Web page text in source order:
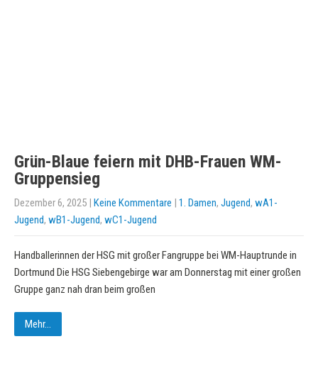
Grün-Blaue feiern mit DHB-Frauen WM-
Gruppensieg
Dezember 6, 2025 | Keine Kommentare | 1. Damen, Jugend, wA1-
Jugend, wB1-Jugend, wC1-Jugend
Handballerinnen der HSG mit großer Fangruppe bei WM-Hauptrunde in
Dortmund Die HSG Siebengebirge war am Donnerstag mit einer großen
Gruppe ganz nah dran beim großen
Mehr...